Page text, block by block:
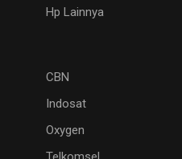
Hp Lainnya
CBN
Indosat
Oxygen